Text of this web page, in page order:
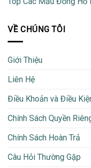
VỀ CHÚNG TÔI
Giới Thiệu
Liên Hệ
Điều Khoản và Điều
Chính Sách Quyền
Chính Sách Hoàn Trả
Câu Hỏi Thường Gặp